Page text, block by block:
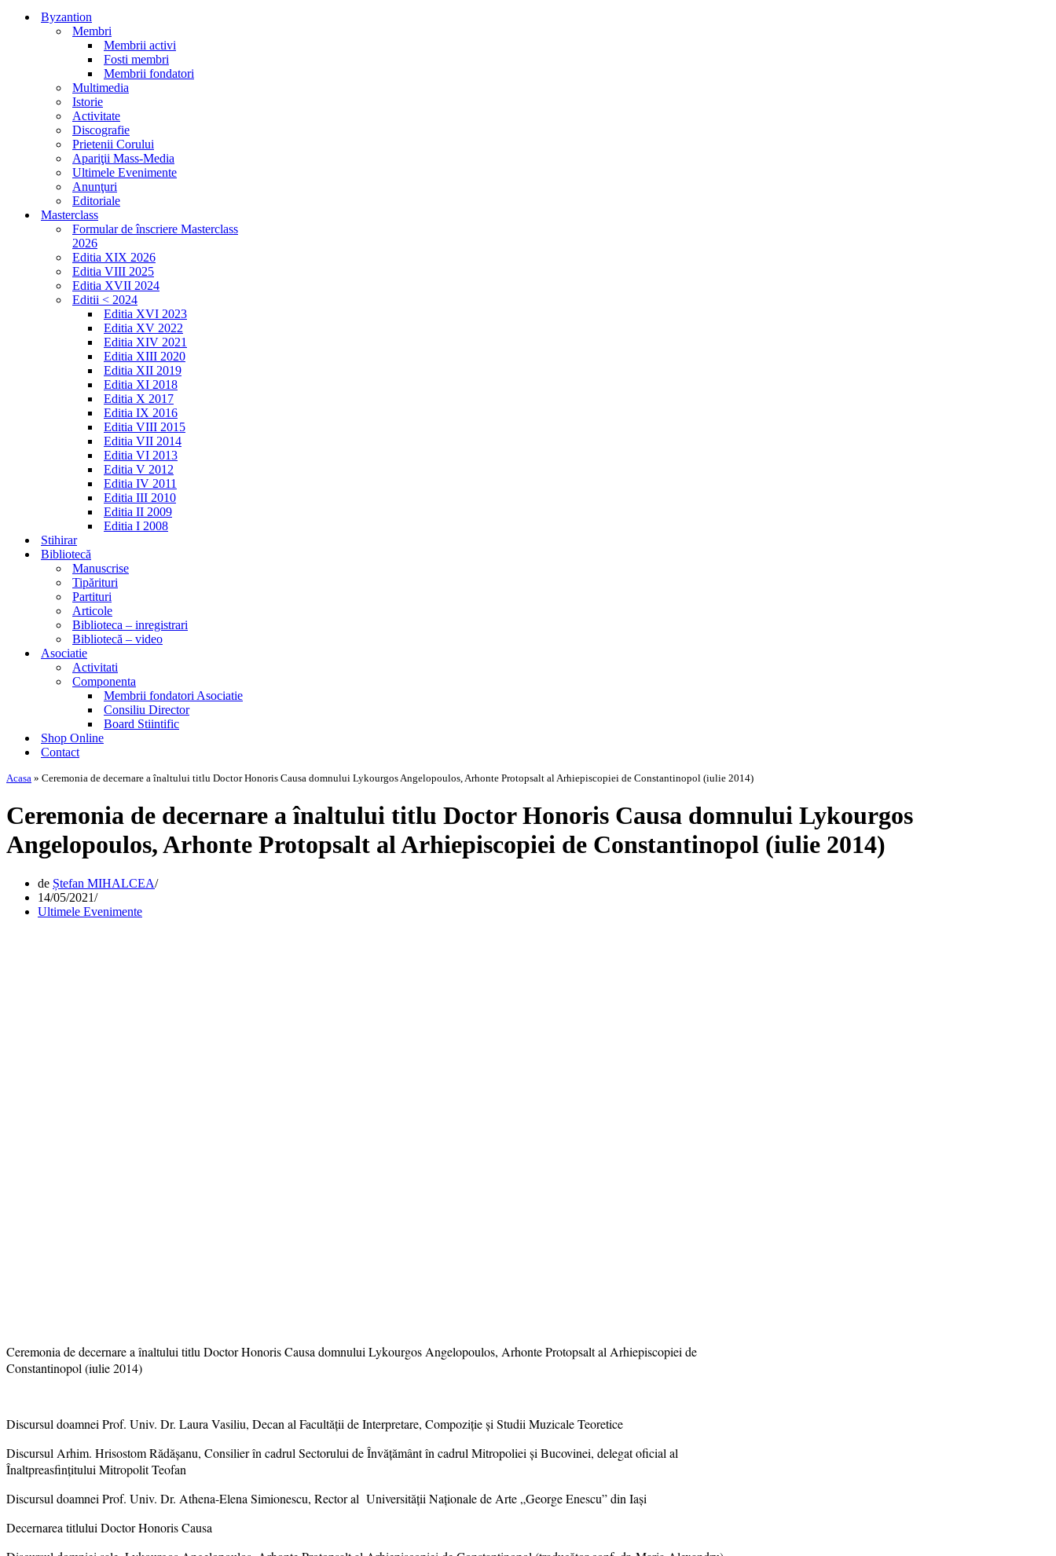
Byzantion
Membri
Membrii activi
Fosti membri
Membrii fondatori
Multimedia
Istorie
Activitate
Discografie
Prietenii Corului
Apariţii Mass-Media
Ultimele Evenimente
Anunţuri
Editoriale
Masterclass
Formular de înscriere Masterclass
2026
Editia XIX 2026
Editia VIII 2025
Editia XVII 2024
Editii < 2024
Editia XVI 2023
Editia XV 2022
Editia XIV 2021
Editia XIII 2020
Editia XII 2019
Editia XI 2018
Editia X 2017
Editia IX 2016
Editia VIII 2015
Editia VII 2014
Editia VI 2013
Editia V 2012
Editia IV 2011
Editia III 2010
Editia II 2009
Editia I 2008
Stihirar
Bibliotecă
Manuscrise
Tipărituri
Partituri
Articole
Biblioteca – inregistrari
Bibliotecă – video
Asociatie
Activitati
Componenta
Membrii fondatori Asociatie
Consiliu Director
Board Stiintific
Shop Online
Contact
Acasa » Ceremonia de decernare a înaltului titlu Doctor Honoris Causa domnului Lykourgos Angelopoulos, Arhonte Protopsalt al Arhiepiscopiei de Constantinopol (iulie 2014)
Ceremonia de decernare a înaltului titlu Doctor Honoris Causa domnului Lykourgos
Angelopoulos, Arhonte Protopsalt al Arhiepiscopiei de Constantinopol (iulie 2014)
de Ștefan MIHALCEA
14/05/2021
Ultimele Evenimente
Ceremonia de decernare a înaltului titlu Doctor Honoris Causa domnului Lykourgos Angelopoulos, Arhonte Protopsalt al Arhiepiscopiei de
Constantinopol (iulie 2014)
Discursul doamnei Prof. Univ. Dr. Laura Vasiliu, Decan al Facultății de Interpretare, Compoziție și Studii Muzicale Teoretice
Discursul Arhim. Hrisostom Rădășanu, Consilier în cadrul Sectorului de Învățământ în cadrul Mitropoliei și Bucovinei, delegat oficial al
Înaltpreasfințitului Mitropolit Teofan
Discursul doamnei Prof. Univ. Dr. Athena-Elena Simionescu, Rector al Universității Naționale de Arte „George Enescu” din Iași
Decernarea titlului Doctor Honoris Causa